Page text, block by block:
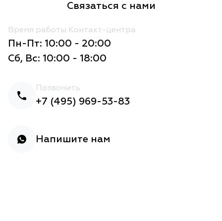
Связаться с нами
Время работы Контакт-центра
Пн-Пт: 10:00 - 20:00
Сб, Вс: 10:00 - 18:00
Позвонить
+7 (495) 969-53-83
Напишите нам